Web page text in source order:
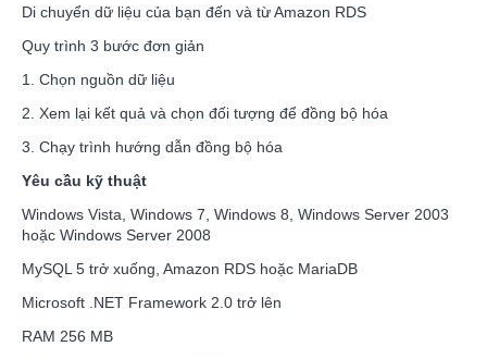
Di chuyển dữ liệu của bạn đến và từ Amazon RDS
Quy trình 3 bước đơn giản
1. Chọn nguồn dữ liệu
2. Xem lại kết quả và chọn đối tượng để đồng bộ hóa
3. Chạy trình hướng dẫn đồng bộ hóa
Yêu cầu kỹ thuật
Windows Vista, Windows 7, Windows 8, Windows Server 2003
hoặc Windows Server 2008
MySQL 5 trở xuống, Amazon RDS hoặc MariaDB
Microsoft .NET Framework 2.0 trở lên
RAM 256 MB